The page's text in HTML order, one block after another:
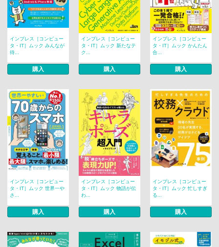
インプレス［コンピュー
タ・IT］ムック みんなが
待...
購入
インプレス［コンピュー
タ・IT］ムック 新たなテ
ク...
購入
インプレス［コンピュー
タ・IT］ムック かんたん
合...
購入
インプレス［コンピュー
タ・IT］ムック 世界一や
さ...
購入
インプレス［コンピュー
タ・IT］ムック 物語が伝
わ...
購入
インプレス［コンピュー
タ・IT］ムック 忙しすぎ
る...
購入